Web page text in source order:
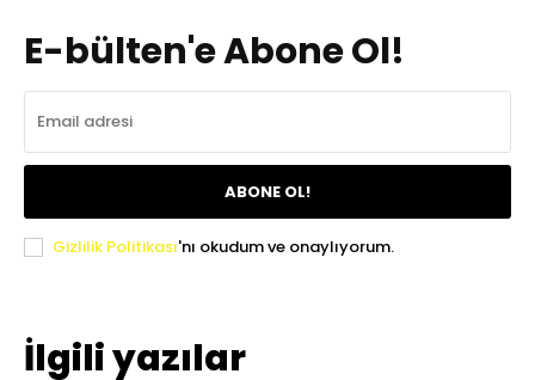
E-bülten'e Abone Ol!
ABONE OL!
Gizlilik Politikası'nı okudum ve onaylıyorum.
İlgili yazılar